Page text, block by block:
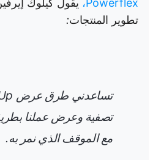
تطوير المنتجات:
تصفية وعرض عملنا
مع الموقف الذي نمر به.